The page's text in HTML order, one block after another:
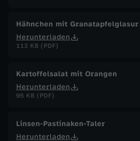
Hähnchen mit Granatapfelglasur
Herunterladen
113 KB (PDF)
Kartoffelsalat mit Orangen
Herunterladen
96 KB (PDF)
Linsen-Pastinaken-Taler
Herunterladen